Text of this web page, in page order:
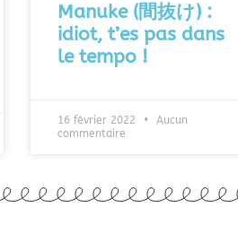
Manuke (間抜け) :
idiot, t’es pas dans
le tempo !
16 février 2022
Aucun
commentaire